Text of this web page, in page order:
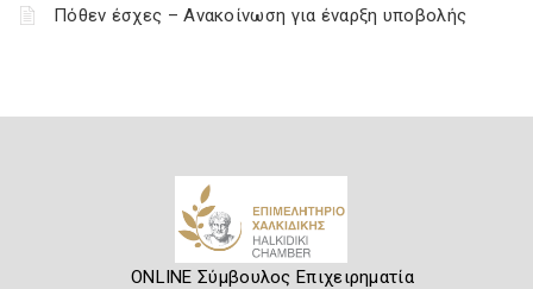
Πόθεν έσχες – Ανακοίνωση για έναρξη υποβολής
ONLINE Σύμβουλος Επιχειρηματία